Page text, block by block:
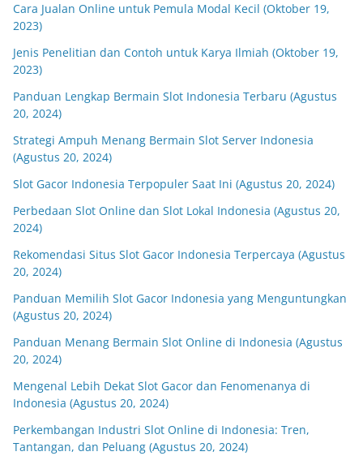
Cara Jualan Online untuk Pemula Modal Kecil (Oktober 19,
2023)
Jenis Penelitian dan Contoh untuk Karya Ilmiah (Oktober 19,
2023)
Panduan Lengkap Bermain Slot Indonesia Terbaru (Agustus
20, 2024)
Strategi Ampuh Menang Bermain Slot Server Indonesia
(Agustus 20, 2024)
Slot Gacor Indonesia Terpopuler Saat Ini (Agustus 20, 2024)
Perbedaan Slot Online dan Slot Lokal Indonesia (Agustus 20,
2024)
Rekomendasi Situs Slot Gacor Indonesia Terpercaya (Agustus
20, 2024)
Panduan Memilih Slot Gacor Indonesia yang Menguntungkan
(Agustus 20, 2024)
Panduan Menang Bermain Slot Online di Indonesia (Agustus
20, 2024)
Mengenal Lebih Dekat Slot Gacor dan Fenomenanya di
Indonesia (Agustus 20, 2024)
Perkembangan Industri Slot Online di Indonesia: Tren,
Tantangan, dan Peluang (Agustus 20, 2024)